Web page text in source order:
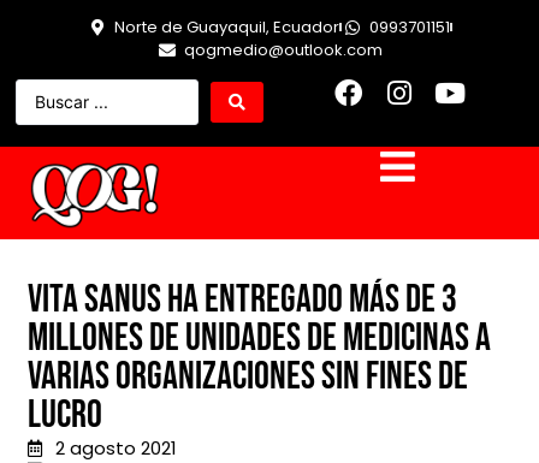
Norte de Guayaquil, Ecuador
0993701151
qogmedio@outlook.com
Vita Sanus ha entregado más de 3
millones de unidades de medicinas a
varias organizaciones sin fines de
lucro
2 agosto 2021